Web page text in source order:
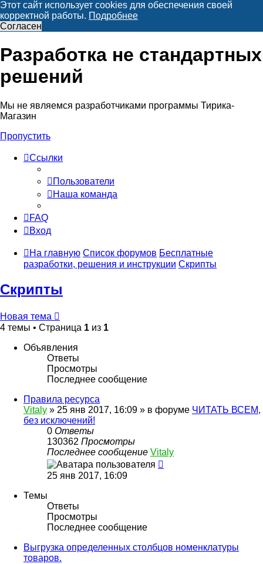
Этот сайт использует cookies для обеспечения своей
корректной работы. Подробнее
Согласен
Разработка не стандартных
решений
Мы не являемся разработчиками программы Тирика-
Магазин
Пропустить
Ссылки
Пользователи
Наша команда
FAQ
Вход
На главную Список форумов Бесплатные
разработки, решения и инструкции Скрипты
Скрипты
Новая тема
4 темы • Страница 1 из 1
Объявления
Ответы
Просмотры
Последнее сообщение
Правила ресурса
Vitaly » 25 янв 2017, 16:09 » в форуме ЧИТАТЬ ВСЕМ,
без исключений!
0 Ответы
130362 Просмотры
Последнее сообщение Vitaly
25 янв 2017, 16:09
Темы
Ответы
Просмотры
Последнее сообщение
Выгрузка определенных столбцов номенклатуры
товаров.